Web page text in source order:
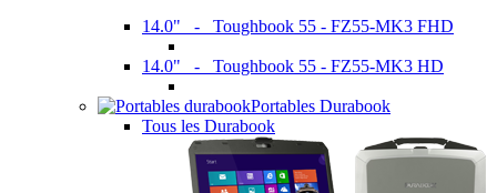
14.0" - Toughbook 55 - FZ55-MK3 FHD
14.0" - Toughbook 55 - FZ55-MK3 HD
Portables Durabook
Tous les Durabook